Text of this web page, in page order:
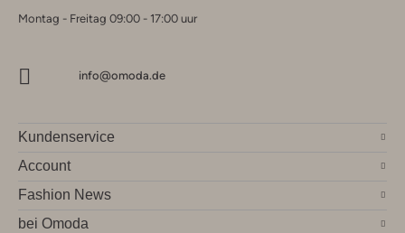
Montag - Freitag 09:00 - 17:00 uur
info@omoda.de
Kundenservice
Account
Fashion News
bei Omoda